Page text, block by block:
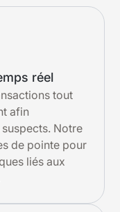
réel
tout
afin
Notre
de pointe pour
liés aux